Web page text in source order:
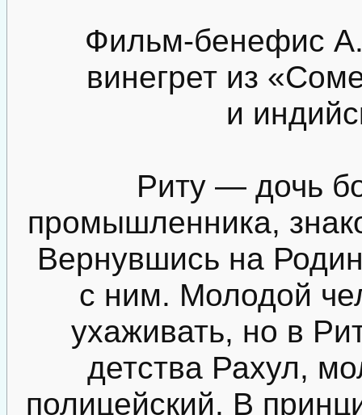
Фильм-бенефис
винегрет из
и
Риту — дочь
промышленника,
Вернувшись на
с ним. Молодой
ухаживать, но в
детства Рахул,
полицейский. В